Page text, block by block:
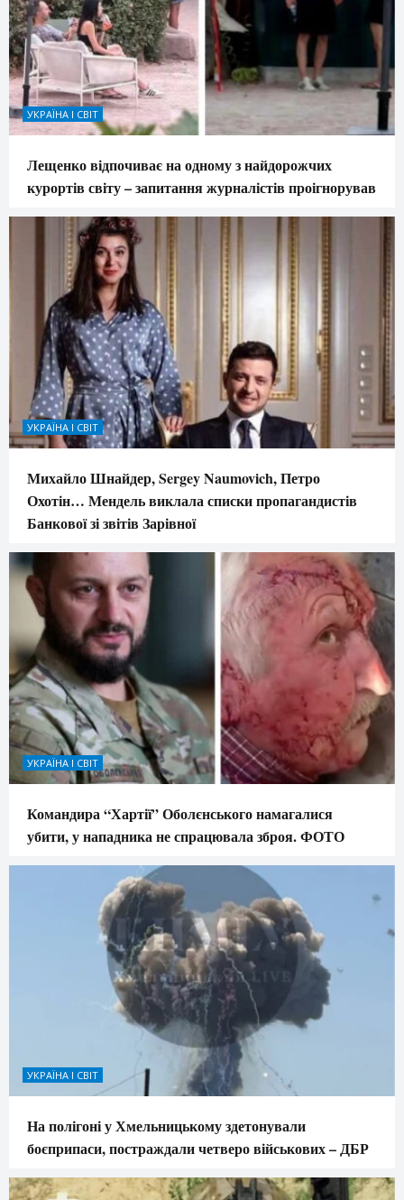
УКРАЇНА І СВІТ
Лещенко відпочиває на одному з найдорожчих
курортів світу – запитання журналістів проігнорував
УКРАЇНА І СВІТ
Михайло Шнайдер, Sergey Naumovich, Петро
Охотін… Мендель виклала списки пропагандистів
Банкової зі звітів Зарівної
УКРАЇНА І СВІТ
Командира “Хартії” Оболєнського намагалися
убити, у нападника не спрацювала зброя. ФОТО
УКРАЇНА І СВІТ
На полігоні у Хмельницькому здетонували
боєприпаси, постраждали четверо військових – ДБР